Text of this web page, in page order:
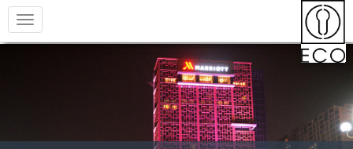
Toggle
navigation